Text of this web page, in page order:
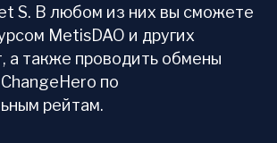
S. В любом из них вы сможете
MetisDAO и других
а также проводить обмены
по
рейтам.